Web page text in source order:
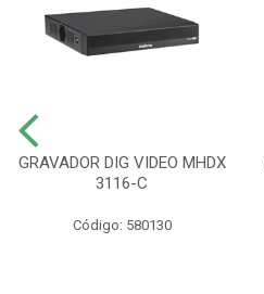
GRAVADOR DIG VIDEO MHDX
3116-C
Código: 580130